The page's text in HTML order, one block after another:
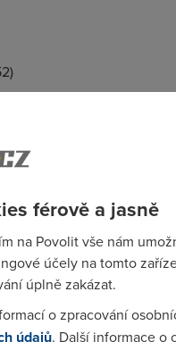
věděli jak to tady chodí.
tu dnes pěkná nuda a
férově a jasně
na Povolit vše nám
účely na tomto
úplně zakázat.
o zpracování
údajů. Další informace o